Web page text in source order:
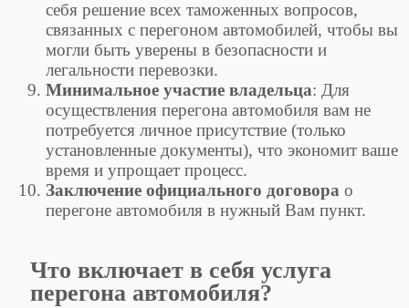
себя решение всех таможенных вопросов,
связанных с перегоном автомобилей, чтобы вы
могли быть уверены в безопасности и
легальности перевозки.
Минимальное участие владельца: Для
осуществления перегона автомобиля вам не
потребуется личное присутствие (только
установленные документы), что экономит ваше
время и упрощает процесс.
Заключение официального договора о
перегоне автомобиля в нужный Вам пункт.
Что включает в себя услуга
перегона автомобиля?